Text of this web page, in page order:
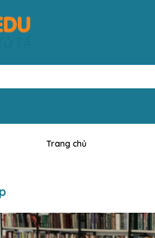
Trang chủ